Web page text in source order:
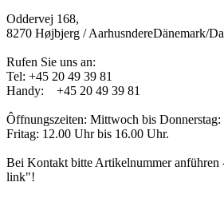
Oddervej 168,
8270 Højbjerg / AarhusndereDänemark/
Rufen Sie uns an:
Tel: +45 20 49 39 81
Handy: +45 20 49 39 81
Ôffnungszeiten: Mittwoch bis
Fritag: 12.00 Uhr bis 16.00 Uhr.
Bei Kontakt bitte Artikelnummer anführen
link"!